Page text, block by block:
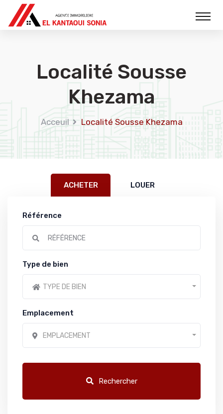
Localité Sousse
Khezama
Acceuil Localité Sousse Khezama
ACHETER LOUER
Référence
Type de bien
TYPE DE BIEN
Emplacement
EMPLACEMENT
Rechercher